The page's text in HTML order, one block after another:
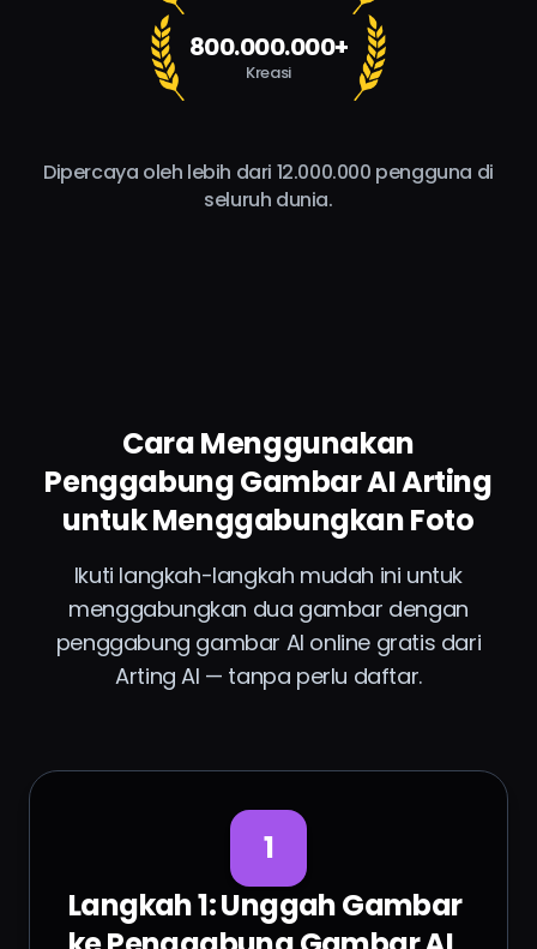
800.000.000+
Kreasi
Dipercaya oleh lebih dari 12.000.000 pengguna di
seluruh dunia.
Cara Menggunakan
Penggabung Gambar AI Arting
untuk Menggabungkan Foto
Ikuti langkah-langkah mudah ini untuk
menggabungkan dua gambar dengan
penggabung gambar AI online gratis dari
Arting AI — tanpa perlu daftar.
1
Langkah 1: Unggah Gambar